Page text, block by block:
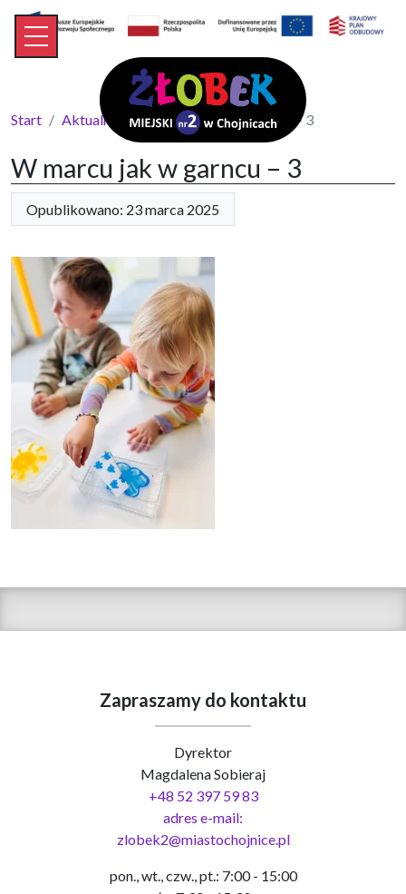
Start Aktualności W marcu jak w garncu – 3
W marcu jak w garncu – 3
Opublikowano: 23 marca 2025
Zapraszamy do kontaktu
Dyrektor
Magdalena Sobieraj
+48 52 397 59 83
adres e-mail:
zlobek2@miastochojnice.pl
pon., wt., czw., pt.: 7:00 - 15:00